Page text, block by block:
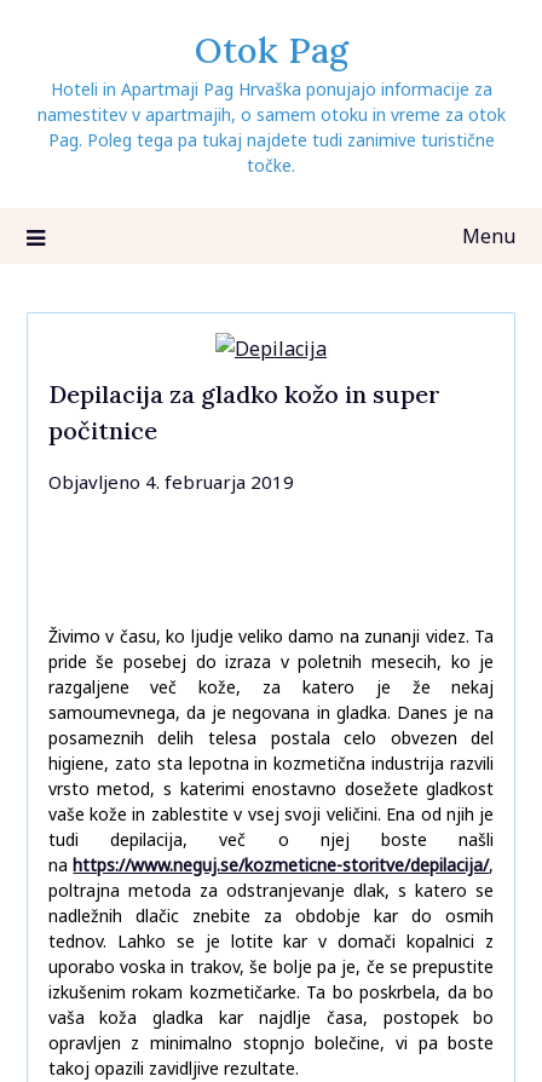
content
Otok Pag
Hoteli in Apartmaji Pag Hrvaška ponujajo informacije za
namestitev v apartmajih, o samem otoku in vreme za otok
Pag. Poleg tega pa tukaj najdete tudi zanimive turistične
točke.
Menu
Depilacija za gladko kožo in super
počitnice
Objavljeno 4. februarja 2019
Živimo v času, ko ljudje veliko damo na zunanji videz. Ta
pride še posebej do izraza v poletnih mesecih, ko je
razgaljene več kože, za katero je že nekaj
samoumevnega, da je negovana in gladka. Danes je na
posameznih delih telesa postala celo obvezen del
higiene, zato sta lepotna in kozmetična industrija razvili
vrsto metod, s katerimi enostavno dosežete gladkost
vaše kože in zablestite v vsej svoji veličini. Ena od njih je
tudi depilacija, več o njej boste našli
na https://www.neguj.se/kozmeticne-storitve/depilacija/,
poltrajna metoda za odstranjevanje dlak, s katero se
nadležnih dlačic znebite za obdobje kar do osmih
tednov. Lahko se je lotite kar v domači kopalnici z
uporabo voska in trakov, še bolje pa je, če se prepustite
izkušenim rokam kozmetičarke. Ta bo poskrbela, da bo
vaša koža gladka kar najdlje časa, postopek bo
opravljen z minimalno stopnjo bolečine, vi pa boste
takoj opazili zavidljive rezultate.